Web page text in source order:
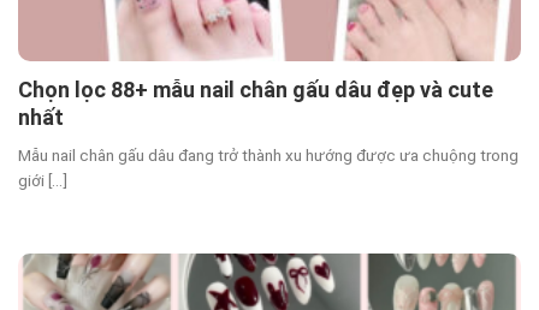
Chọn lọc 88+ mẫu nail chân gấu dâu đẹp và cute
nhất
Mẫu nail chân gấu dâu đang trở thành xu hướng được ưa chuộng trong
giới [...]